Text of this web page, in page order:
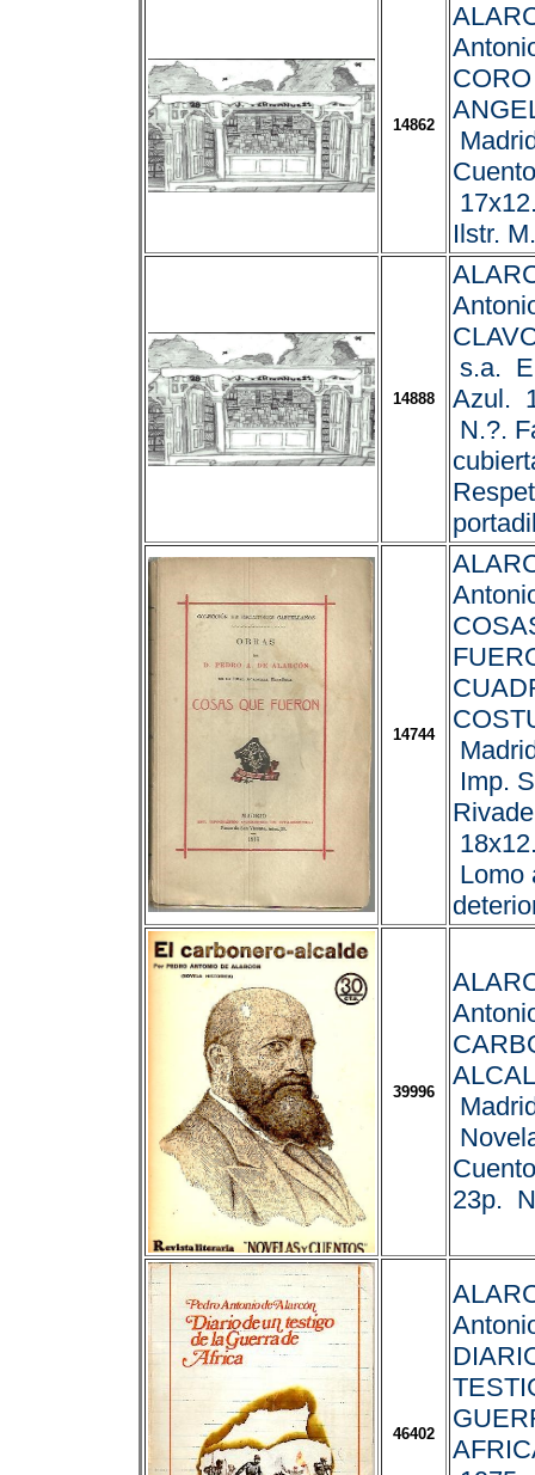
14862
Ilstr.
14888
s.a.
Azul.
N.?.
14744
Imp.
Lomo
39996
23p.
46402